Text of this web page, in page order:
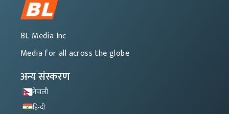
BL Media Inc
Media for all across the globe
अन्य संस्करण
नेपाली
हिन्दी